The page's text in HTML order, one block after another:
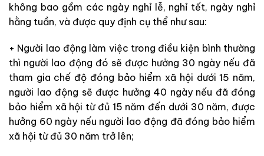
không bao gồm các ngày nghỉ lễ, nghỉ tết, ngày nghỉ
hằng tuần, và được quy định cụ thể như sau:
+ Người lao động làm việc trong điều kiện bình thường
thì người lao động đó sẽ được hưởng 30 ngày nếu đã
tham gia chế độ đóng bảo hiểm xã hội dưới 15 năm,
người lao động sẽ được hưởng 40 ngày nếu đã đóng
bảo hiểm xã hội từ đủ 15 năm đến dưới 30 năm, được
hưởng 60 ngày nếu người lao động đã đóng bảo hiểm
xã hội từ đủ 30 năm trở lên;